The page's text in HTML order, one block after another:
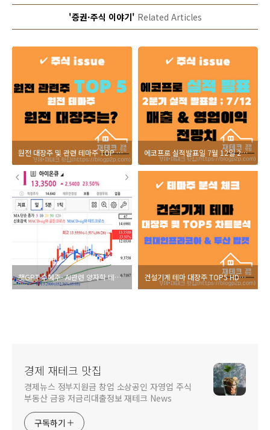
'증권·주식 이야기' Related Articles
원전 대장주 및 관련 테마주 TOP 5 한전산업 일진파워 두산에너빌리티 차트 분석 에코프로 실적발표일 7월 12일 2분기 매출 영업이익 전망 증권사 추정치는?
챗GPT 수혜주- AI관련 양자학 테마 대장주 아이온큐 차트 분석 건설기계 테마 대장주 TOP5 HD현대인플라코어 두산밥캣 진성티이씨 대창단조 HD현대건설기계 주가 차트 분석
경제 재테크 맛집
경제뉴스 정부지원금 창업 소상공인 자영업 주식
부동산 금융 저금리대출정보 재테크 News
구독하기